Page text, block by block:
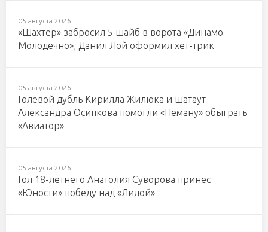
05 августа 2026
«Шахтер» забросил 5 шайб в ворота «Динамо-
Молодечно», Данил Лой оформил хет-трик
05 августа 2026
Голевой дубль Кирилла Жилюка и шатаут
Александра Осипкова помогли «Неману» обыграть
«Авиатор»
05 августа 2026
Гол 18-летнего Анатолия Суворова принес
«Юности» победу над «Лидой»